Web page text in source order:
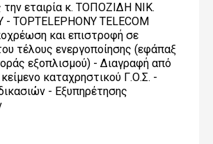
εταιρία κ. ΤΟΠΟΖΙΔΗ ΝΙΚ.
TELECOM
και επιστροφή σε
τέλους ενεργοποίησης (εφάπαξ
εξοπλισμού) - Διαγραφή από
καταχρηστικού Γ.Ο.Σ. -
- Εξυπηρέτησης